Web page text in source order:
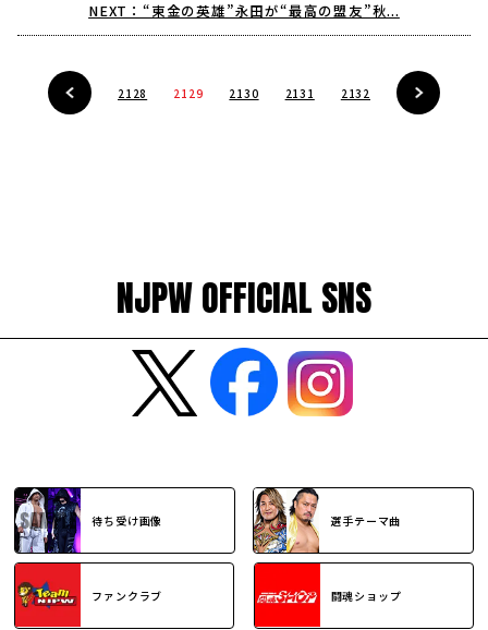
NEXT：“東金の英雄”永田が“最高の盟友”秋...
2128 2129 2130 2131 2132
NJPW OFFICIAL SNS
待ち受け画像 選手テーマ曲
ファンクラブ 闘魂ショップ